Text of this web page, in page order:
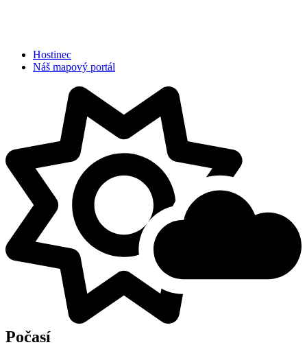
Hostinec
Náš mapový portál
Počasí